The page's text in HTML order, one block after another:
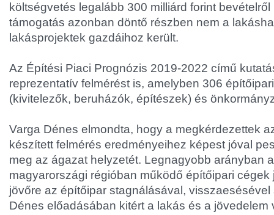
költségvetés legalább 300 milliárd forint bevételről
támogatás azonban döntő részben nem a
lakásprojektek gazdáihoz került.
Az Építési Piaci Prognózis 2019-2022 című
reprezentatív felmérést is, amelyben 306
(kivitelezők, beruházók, építészek) és
Varga Dénes elmondta, hogy a megkérdezettek
készített felmérés eredményeihez képest jóval
meg az ágazat helyzetét. Legnagyobb arányban
magyarországi régióban működő építőipari cégek
jövőre az építőipar stagnálásával,
Dénes előadásában kitért a lakás és a jövedelem